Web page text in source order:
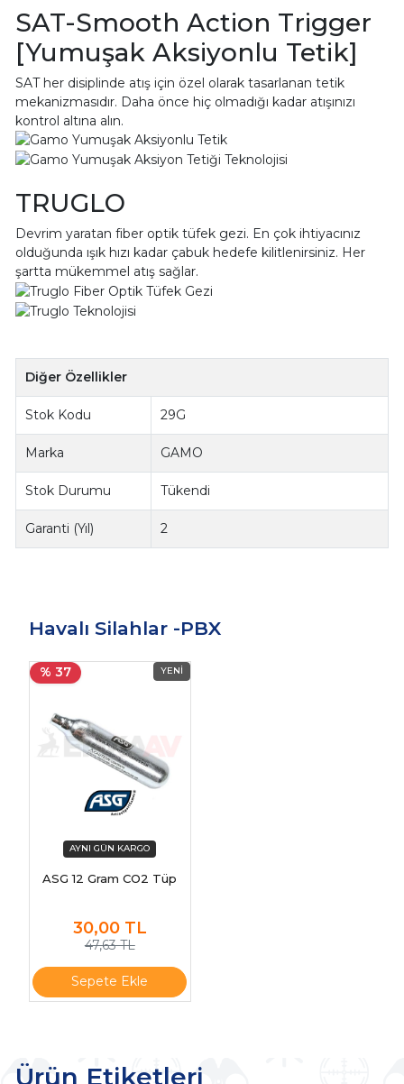
SAT-Smooth Action Trigger
[Yumuşak Aksiyonlu Tetik]
SAT her disiplinde atış için özel olarak tasarlanan tetik
mekanizmasıdır. Daha önce hiç olmadığı kadar atışınızı
kontrol altına alın.
TRUGLO
Devrim yaratan fiber optik tüfek gezi. En çok ihtiyacınız
olduğunda ışık hızı kadar çabuk hedefe kilitlenirsiniz. Her
şartta mükemmel atış sağlar.
Diğer Özellikler
Stok Kodu 29G
Marka GAMO
Stok Durumu Tükendi
Garanti (Yıl) 2
Havalı Silahlar -PBX
% 37
ASG 12 Gram CO2 Tüp
30,00 TL
47,63 TL
Sepete Ekle
Ürün Etiketleri